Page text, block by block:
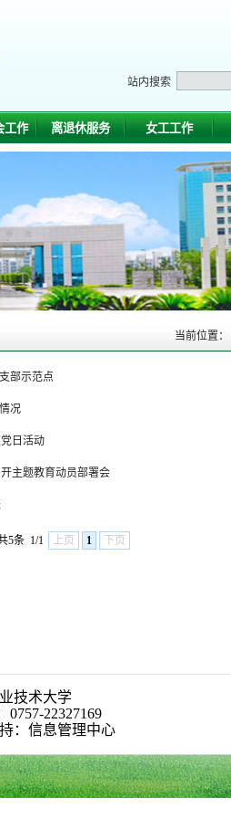
站内搜索
工作 离退休服务 女工工作
当前位置：
部示范点
况
日活动
主题教育动员部署会
5条 1/1 上页 1 下页
技术大学
0757-22327169
：信息管理中心